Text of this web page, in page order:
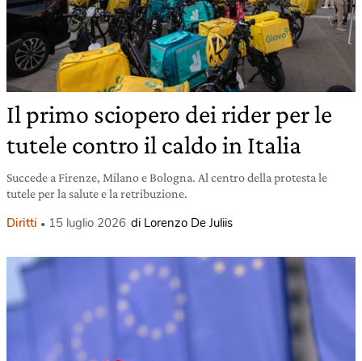
Il primo sciopero dei rider per le
tutele contro il caldo in Italia
Succede a Firenze, Milano e Bologna. Al centro della protesta le
tutele per la salute e la retribuzione.
Diritti 15 luglio 2026 di Lorenzo De Juliis